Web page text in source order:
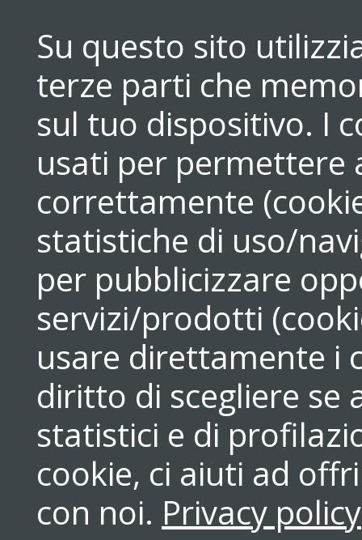
Su questo sito
terze parti che
sul tuo dispositivo. I
usati per permettere
correttamente
statistiche di uso/
per pubblicizzare
servizi/prodotti
usare direttamente i
diritto di scegliere se
statistici e di
cookie, ci aiuti ad
con noi. Privacy policy